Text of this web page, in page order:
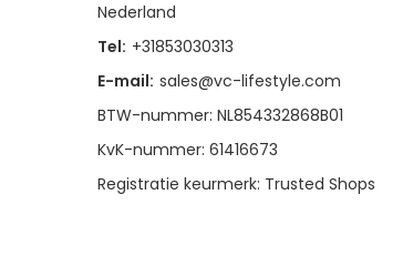
Nederland
Tel: +31853030313
E-mail: sales@vc-lifestyle.com
BTW-nummer: NL854332868B01
KvK-nummer: 61416673
Registratie keurmerk: Trusted Shops